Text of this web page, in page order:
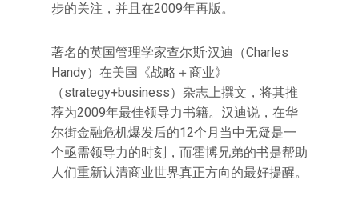
步的关注，并且在2009年再版。
著名的英国管理学家查尔斯·汉迪（Charles
Handy）在美国《战略＋商业》
（strategy+business）杂志上撰文，将其推
荐为2009年最佳领导力书籍。汉迪说，在华
尔街金融危机爆发后的12个月当中无疑是一
个亟需领导力的时刻，而霍博兄弟的书是帮助
人们重新认清商业世界真正方向的最好提醒。